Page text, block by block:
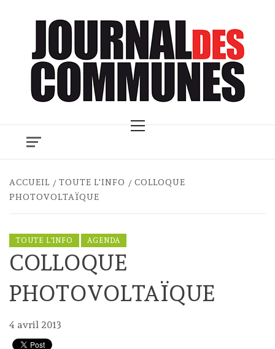
Menu
ACCUEIL TOUTE L'INFO
COLLOQUE
PHOTOVOLTAÏQUE
TOUTE L'INFO AGENDA
COLLOQUE
PHOTOVOLTAÏQUE
4 avril 2013